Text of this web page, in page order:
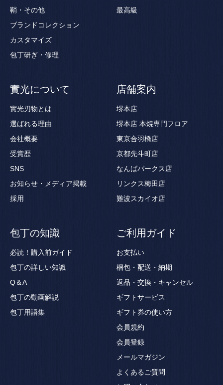
鞘・その他
ブランドコレクション
カスタマイズ
包丁研ぎ・修理
最高級
實光について
實光刃物とは
選ばれる理由
会社概要
受賞歴
SNS
お知らせ・メディア掲載
採用
店舗案内
堺本店
堺本店 本焼専門フロア
東京合羽橋店
京都先斗町店
なんばパークス店
リンクス梅田店
難波スカイオ店
包丁の知識
必読！購入前ガイド
包丁の詳しい知識
Q＆A
包丁の動画解説
包丁用語集
ご利用ガイド
お支払い
梱包・配送・納期
返品・交換・キャンセル
ギフトサービス
ギフト券の使い方
会員規約
会員登録
メールマガジン
よくあるご質問